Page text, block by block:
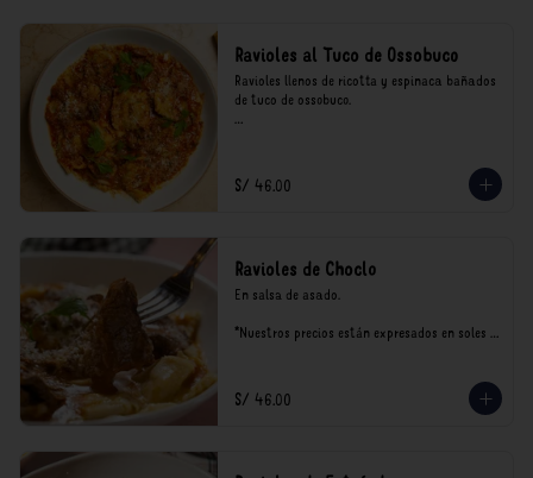
Ravioles al Tuco de Ossobuco
Ravioles llenos de ricotta y espinaca bañados
de tuco de ossobuco.
consumo.
S/ 46.00
Ravioles de Choclo
En salsa de asado.
*Nuestros precios están expresados en soles e
S/ 46.00